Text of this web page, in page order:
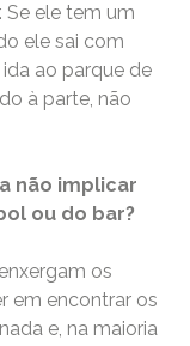
Se ele tem um
ele sai com
ao parque de
à parte, não
não implicar
ou do bar?
os
em encontrar os
e, na maioria